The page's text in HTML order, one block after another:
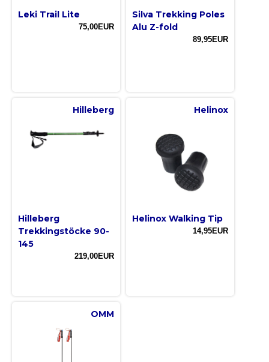
Leki Trail Lite
75,00EUR
Silva Trekking Poles
Alu Z-fold
89,95EUR
Hilleberg
Hilleberg
Trekkingstöcke 90-
145
219,00EUR
Helinox
Helinox Walking Tip
14,95EUR
OMM